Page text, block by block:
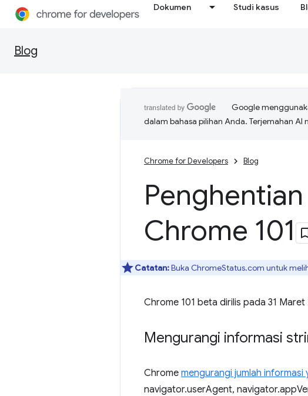
Dokumen Studi kasus
Blog
Google
dalam bahasa pilihan Anda. Terjemahan
Chrome for Developers Blog
Chrome 101
Catatan:Buka ChromeStatus.com untuk
Chrome 101 beta dirilis pada 31
Mengurangi informasi
Chrome mengurangi jumlah
navigator.userAgent,